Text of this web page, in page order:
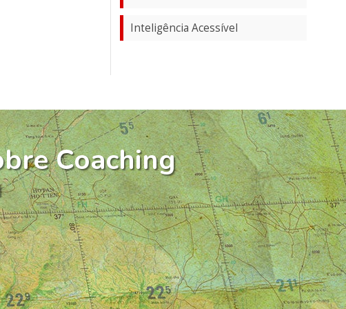
Inteligência Acessível
Coaching